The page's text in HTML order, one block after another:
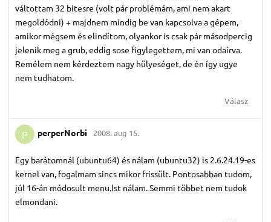
váltottam 32 bitesre (volt pár problémám, ami nem akart
megoldódni) + majdnem mindig be van kapcsolva a gépem,
amikor mégsem és elindítom, olyankor is csak pár másodpercig
jelenik meg a grub, eddig sose figylegettem, mi van odaírva.
Remélem nem kérdeztem nagy hülyeséget, de én így ugye
nem tudhatom.
Válasz
P perperNorbi 2008. aug 15.
Egy barátomnál (ubuntu64) és nálam (ubuntu32) is 2.6.24.19-es
kernel van, fogalmam sincs mikor frissült. Pontosabban tudom,
júl 16-án módosult menu.lst nálam. Semmi többet nem tudok
elmondani.